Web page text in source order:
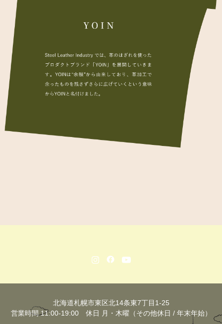
北海道札幌市東区北14条東7丁目1-25
営業時間 11:00-19:00 休日 月・木曜（その他休日 / 年末年始）